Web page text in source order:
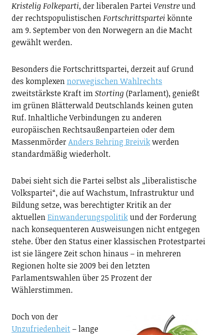
Kristelig Folkeparti, der liberalen ParteiVenstreund
der rechtspopulistischenFortschrittspartei könnte
am 9. September von den Norwegern an die Macht
gewählt werden.
Besonders die Fortschrittspartei, derzeit auf Grund
des komplexennorwegischen Wahlrechts
zweitstärkste Kraft imStorting (Parlament), genießt
im grünen Blätterwald Deutschlands keinen guten
Ruf. Inhaltliche Verbindungen zu anderen
europäischen Rechtsaußenparteien oder dem
MassenmörderAnders Behring Breivikwerden
standardmäßig wiederholt.
Dabei sieht sich die Partei selbst als „liberalistische
Volkspartei“, die auf Wachstum, Infrastruktur und
Bildung setze, was berechtigter Kritik an der
aktuellenEinwanderungspolitikund der Forderung
nach konsequenteren Ausweisungen nicht entgegen
stehe. Über den Status einer klassischen Protestpartei
ist sie längere Zeit schon hinaus – in mehreren
Regionen holte sie 2009 bei den letzten
Parlamentswahlen über 25 Prozent der
Wählerstimmen.
Doch von der
Unzufriedenheit– lange